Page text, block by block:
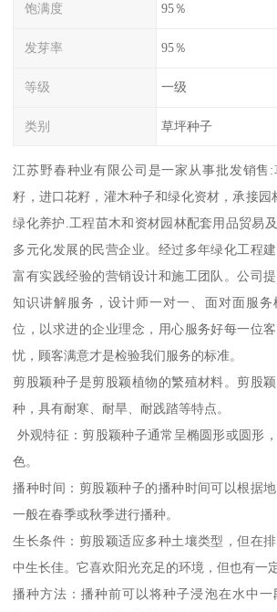
饱满度 95％
发芽率 95％
等级 一级
类别 草坪种子
江苏野春种业有限公司是一家从事批发销售
籽，进口花籽，灌木种子和绿化资材，承接园
绿化养护.工程苗木和资材园林配套用品贸易
多元化发展的民营企业。经过多年绿化工程
富有实践经验的营销设计和施工团队。公司
知识讲解服务，设计师一对一、面对面服务
位，以求进的企业理念，用心服务好每一位
忧，顾客满意才是检验我们服务的标准。
剪股颖种子是剪股颖植物的繁殖材料。剪股
种，具有耐寒、耐旱、耐践踏等特点。
外观特征：剪股颖种子通常呈椭圆形或圆形
色。
播种时间：剪股颖种子的播种时间可以根据
一般在春季或秋季进行播种。
生长条件：剪股颖适应多种土壤类型，但在
中生长佳。它喜欢阳光充足的环境，但也有一
播种方法：播种前可以将种子浸泡在水中